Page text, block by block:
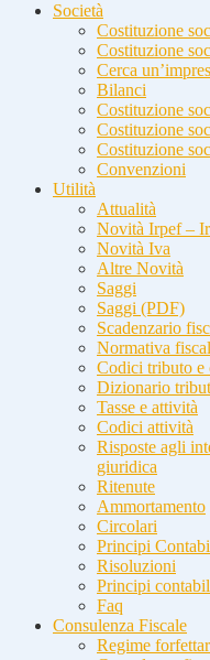
Società
Costituzione
Costituzione
Cerca
Bilanci
Costituzione
Costituzione
Costituzione
Convenzioni
Utilità
Attualità
Novità Irpef –
Novità Iva
Altre Novità
Saggi
Saggi (PDF)
Scadenzario
Normativa
Codici tributo e
Dizionario
Tasse e attività
Codici attività
Risposte agli
giuridica
Ritenute
Ammortamento
Circolari
Principi
Risoluzioni
Principi
Faq
Consulenza Fiscale
Regime